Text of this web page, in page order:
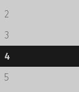
2
3
4
5